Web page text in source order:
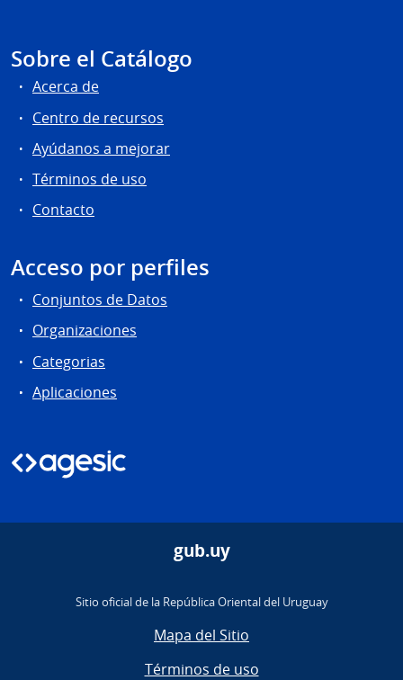
Sobre el Catálogo
Acerca de
Centro de recursos
Ayúdanos a mejorar
Términos de uso
Contacto
Acceso por perfiles
Conjuntos de Datos
Organizaciones
Categorias
Aplicaciones
gub.uy
Sitio oficial de la República Oriental del Uruguay
Mapa del Sitio
Términos de uso